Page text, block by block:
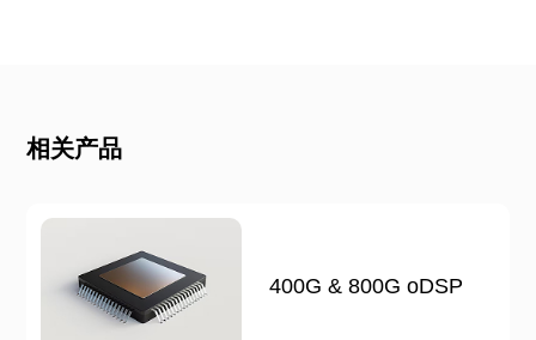
相关产品
400G & 800G oDSP